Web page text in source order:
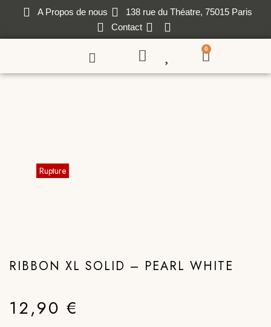
A Propos de nous
138 rue du Théatre, 75015 Paris
Contact
0
RIBBON XL SOLID – PEARL WHITE
12,90 €